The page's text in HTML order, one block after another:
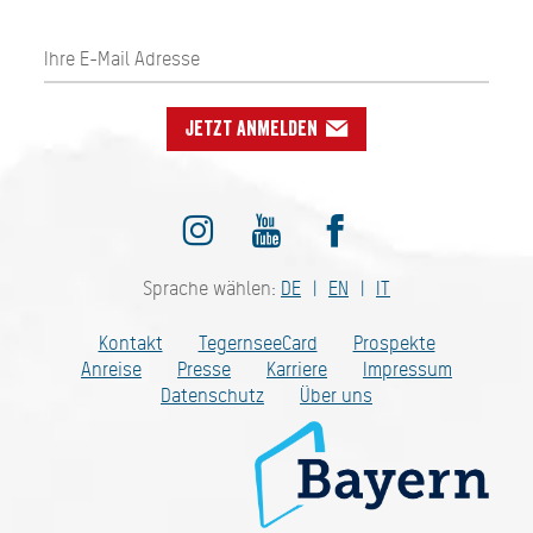
Jetzt anmelden
Sprache wählen: DE EN IT
Kontakt TegernseeCard
Prospekte
Anreise
Presse Karriere
Impressum
Datenschutz
Über uns